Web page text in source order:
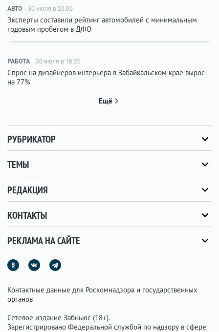
АВТО 30 июля в 20:00
Эксперты составили рейтинг автомобилей с минимальным
годовым пробегом в ДФО
РАБОТА 30 июля в 18:20
Спрос на дизайнеров интерьера в Забайкальском крае вырос
на 77%
Ещё
РУБРИКАТОР
ТЕМЫ
РЕДАКЦИЯ
КОНТАКТЫ
РЕКЛАМА НА САЙТЕ
Контактные данные для Роскомнадзора и государственных
органов
Сетевое издание Забньюс (18+).
Зарегистрировано Федеральной службой по надзору в сфере